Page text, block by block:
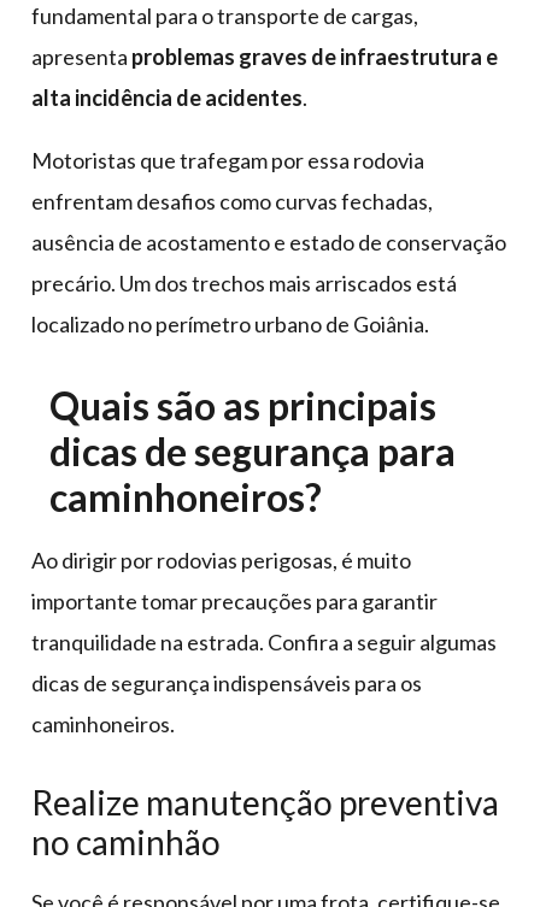
fundamental para o transporte de cargas,
apresenta problemas graves de infraestrutura e
alta incidência de acidentes.
Motoristas que trafegam por essa rodovia
enfrentam desafios como curvas fechadas,
ausência de acostamento e estado de conservação
precário. Um dos trechos mais arriscados está
localizado no perímetro urbano de Goiânia.
Quais são as principais
dicas de segurança para
caminhoneiros?
Ao dirigir por rodovias perigosas, é muito
importante tomar precauções para garantir
tranquilidade na estrada. Confira a seguir algumas
dicas de segurança indispensáveis para os
caminhoneiros.
Realize manutenção preventiva
no caminhão